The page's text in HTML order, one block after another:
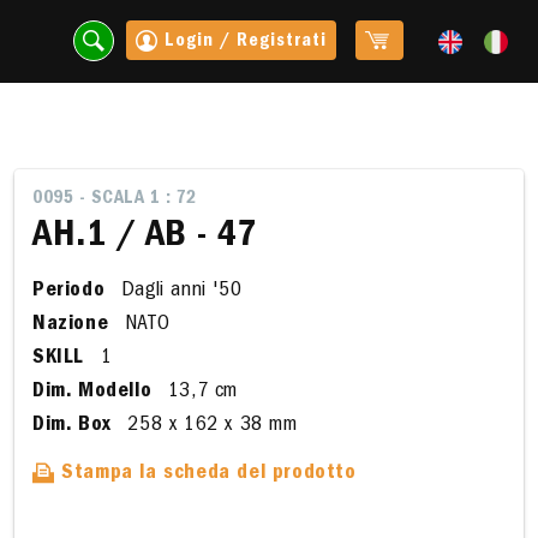
Login / Registrati
0095 - SCALA 1 : 72
AH.1 / AB - 47
Periodo
Dagli anni '50
Nazione
NATO
SKILL
1
Dim. Modello
13,7 cm
Dim. Box
258 x 162 x 38 mm
Stampa la scheda del prodotto